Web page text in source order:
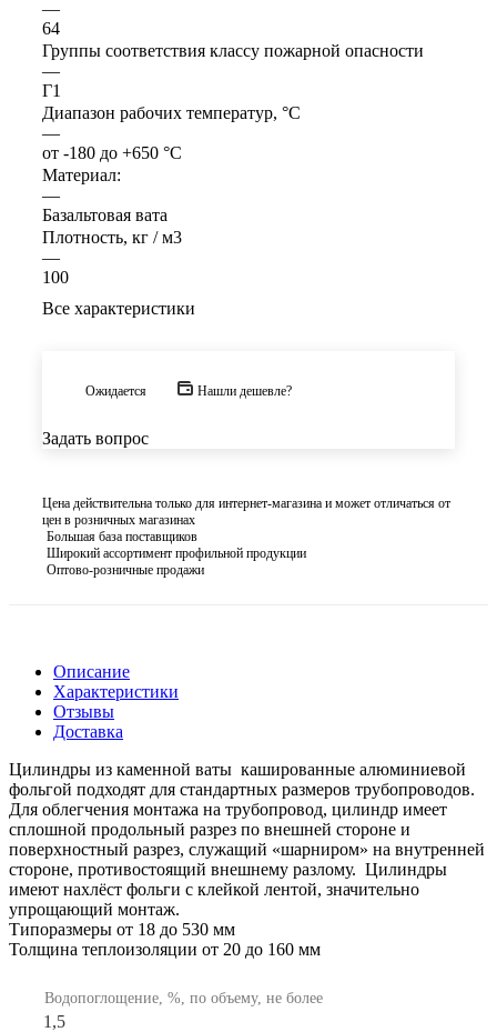
—
64
Группы соответствия классу пожарной опасности
—
Г1
Диапазон рабочих температур, °С
—
от -180 до +650 °С
Материал:
—
Базальтовая вата
Плотность, кг / м3
—
100
Все характеристики
Ожидается Нашли дешевле?
Задать вопрос
Цена действительна только для интернет-магазина и может отличаться от
цен в розничных магазинах
Большая база поставщиков
Широкий ассортимент профильной продукции
Оптово-розничные продажи
Описание
Характеристики
Отзывы
Доставка
Цилиндры из каменной ваты кашированные алюминиевой
фольгой подходят для стандартных размеров трубопроводов.
Для облегчения монтажа на трубопровод, цилиндр имеет
сплошной продольный разрез по внешней стороне и
поверхностный разрез, служащий «шарниром» на внутренней
стороне, противостоящий внешнему разлому. Цилиндры
имеют нахлёст фольги с клейкой лентой, значительно
упрощающий монтаж.
Типоразмеры от 18 до 530 мм
Толщина теплоизоляции от 20 до 160 мм
Водопоглощение, %, по объему, не более
1,5